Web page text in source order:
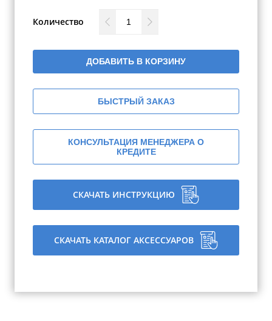
Количество
ДОБАВИТЬ В КОРЗИНУ
БЫСТРЫЙ ЗАКАЗ
КОНСУЛЬТАЦИЯ МЕНЕДЖЕРА О
КРЕДИТЕ
СКАЧАТЬ ИНСТРУКЦИЮ
СКАЧАТЬ КАТАЛОГ АКСЕССУАРОВ